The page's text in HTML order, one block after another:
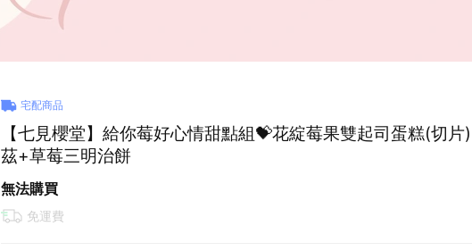
宅配商品
【七見櫻堂】給你莓好心情甜點組💝花綻莓果雙起司蛋糕(切
茲+草莓三明治餅
無法購買
免運費